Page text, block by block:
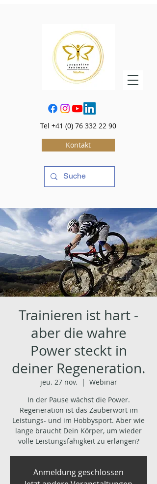
Tel +41 (0) 76 332 22 90
Kontakt
Trainieren ist hart -
aber die wahre
Power steckt in
deiner Regeneration.
jeu. 27 nov.
  |
Webinar
In der Pause wächst die Power.
Regeneration ist das Zauberwort im
Leistungs- und im Hobbysport. Aber wie
lange braucht Dein Körper, um wieder
volle Leistungsfähigkeit zu erlangen?
Anmeldung geschlossen